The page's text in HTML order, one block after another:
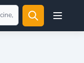
Open